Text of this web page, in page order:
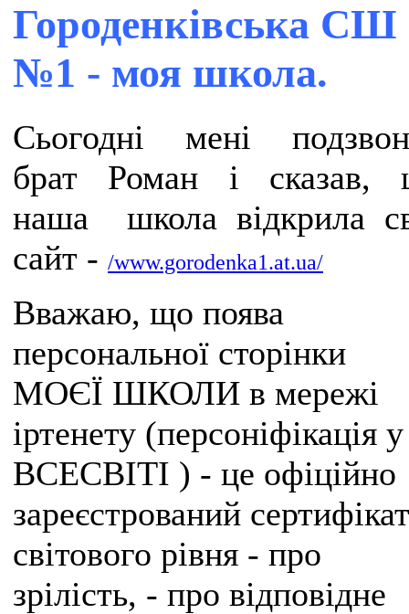
Городенківська СШ
№1 - моя школа.
Сьогодні мені
брат Роман і сказав,
наша школа відкрила
сайт - /www.gorodenka1.at.ua/
Вважаю, що поява
персональної сторінки
МОЄЇ ШКОЛИ в мережі
іртенету (персоніфікація у
ВСЕСВІТІ ) - це офіційно
зареєстрований сертифікат
світового рівня - про
зрілість, - про відповідне